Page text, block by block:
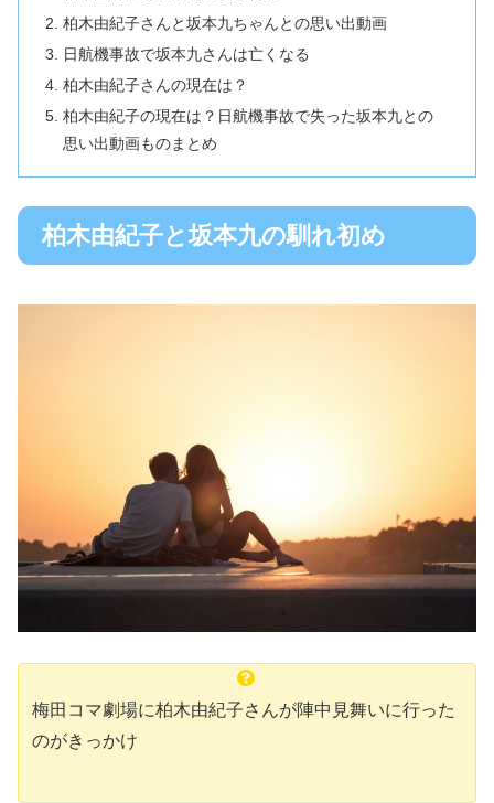
柏木由紀子さんと坂本九ちゃんとの思い出動画
日航機事故で坂本九さんは亡くなる
柏木由紀子さんの現在は？
柏木由紀子の現在は？日航機事故で失った坂本九との
思い出動画ものまとめ
柏木由紀子と坂本九の馴れ初め
梅田コマ劇場に柏木由紀子さんが陣中見舞いに行った
のがきっかけ